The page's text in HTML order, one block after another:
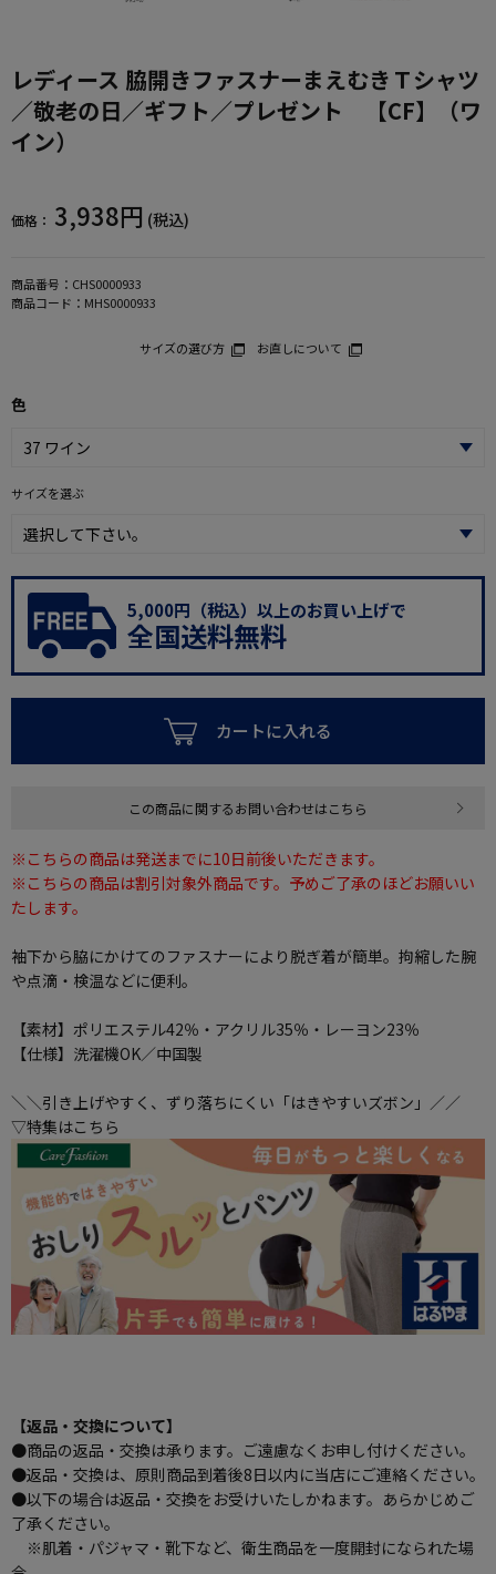
レディース 脇開きファスナーまえむきＴシャツ
／敬老の日／ギフト／プレゼント 【CF】（ワ
イン）
価格： 3,938円 (税込)
商品番号： CHS0000933
商品コード： MHS0000933
サイズの選び方 お直しについて
色
サイズを選ぶ
5,000円（税込）以上のお買い上げで
全国送料無料
カートに入れる
この商品に関するお問い合わせはこちら
※こちらの商品は発送までに10日前後いただきます。
※こちらの商品は割引対象外商品です。予めご了承のほどお願いい
たします。
袖下から脇にかけてのファスナーにより脱ぎ着が簡単。拘縮した腕
や点滴・検温などに便利。
【素材】ポリエステル42％・アクリル35％・レーヨン23％
【仕様】洗濯機OK／中国製
＼＼引き上げやすく、ずり落ちにくい「はきやすいズボン」／／
▽特集はこちら
【返品・交換について】
●商品の返品・交換は承ります。ご遠慮なくお申し付けください。
●返品・交換は、原則商品到着後8日以内に当店にご連絡ください。
●以下の場合は返品・交換をお受けいたしかねます。あらかじめご
了承ください。
※肌着・パジャマ・靴下など、衛生商品を一度開封になられた場